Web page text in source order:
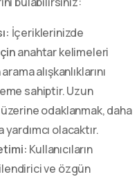
İçeriklerinizde
anahtar kelimeleri
alışkanlıklarını
sahiptir. Uzun
odaklanmak, daha
olacaktır.
Kullanıcıların
ve özgün